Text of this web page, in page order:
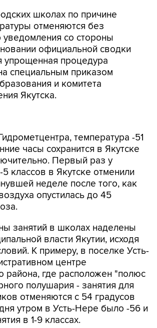
школах по причине
отменяются без
уведомления со стороны
официальной сводки
упрощенная процедура
специальным приказом
и комитета
Якутска.
температура -51
часы сохранится в Якутске
Первый раз у
классов в Якутске отменили
неделе после того, как
опустилась до 45
занятий в школах наделены
власти Якутии, исходя
К примеру, в поселке Усть-
центре
района, где расположен "полюс
полушария - занятия для
отменяются с 54 градусов
утром в Усть-Нере было -56 и
в 1-9 классах.